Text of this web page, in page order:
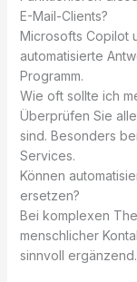
E-Mail-Clients?
Microsofts Copilot
automatisierte
Programm.
Wie oft sollte ich
Überprüfen Sie
sind. Besonders
Services.
Können
ersetzen?
Bei komplexen
menschlicher
sinnvoll ergänzend.